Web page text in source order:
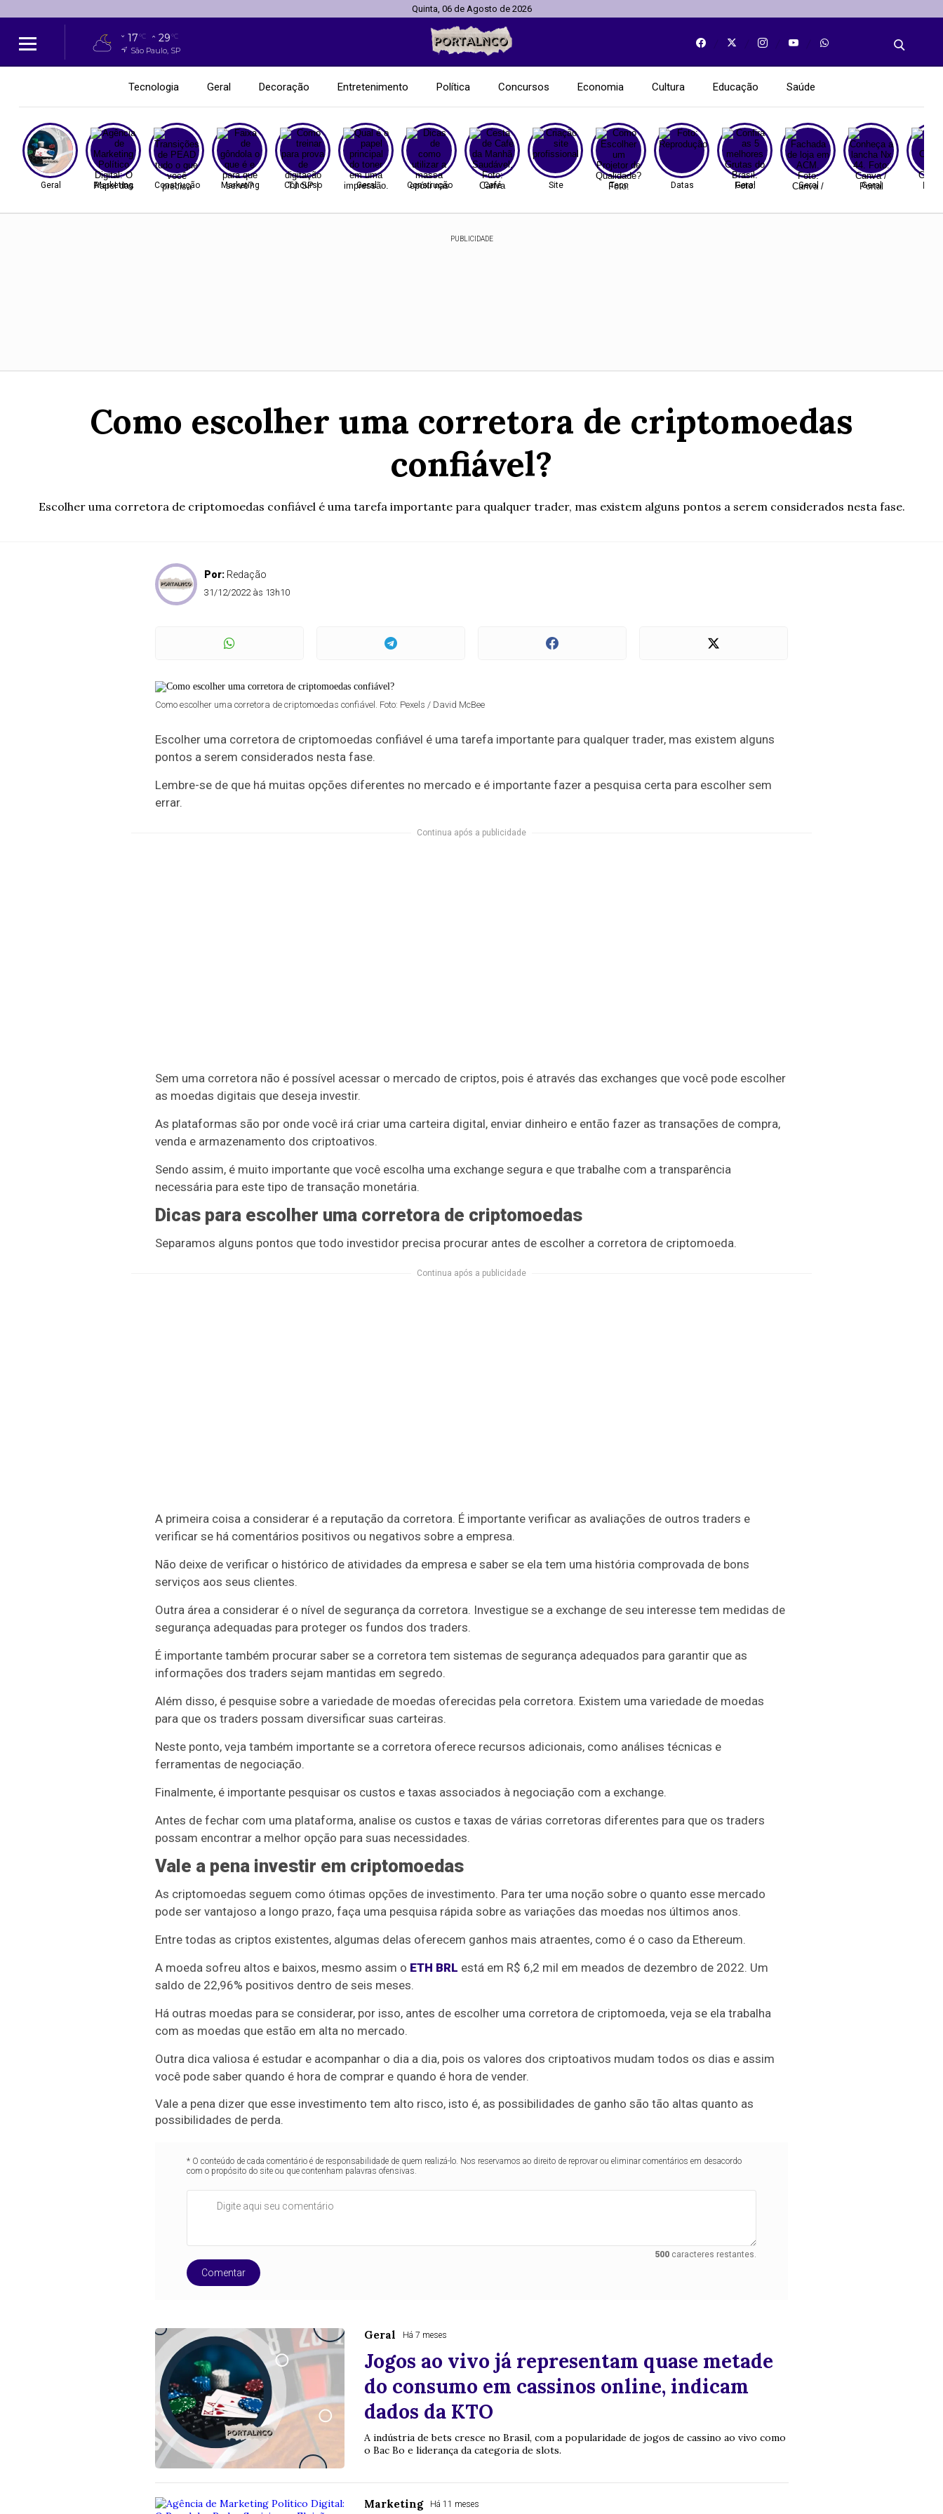
Quinta, 06 de Agosto de 2026
17°C 29°C
São Paulo, SP
Tecnologia Geral Decoração Entretenimento Política Concursos Economia Cultura Educação Saúde
Geral Marketing Construção Marketing Concurso Geral Construção Café Site Tecn Datas Geral Geral Geral
PUBLICIDADE
Como escolher uma corretora de criptomoedas
confiável?
Escolher uma corretora de criptomoedas confiável é uma tarefa importante para qualquer trader, mas existem alguns pontos a serem considerados nesta fase.
Por: Redação
31/12/2022 às 13h10
Como escolher uma corretora de criptomoedas confiável. Foto: Pexels / David McBee
Escolher uma corretora de criptomoedas confiável é uma tarefa importante para qualquer trader, mas existem alguns
pontos a serem considerados nesta fase.
Lembre-se de que há muitas opções diferentes no mercado e é importante fazer a pesquisa certa para escolher sem
errar.
Continua após a publicidade
Sem uma corretora não é possível acessar o mercado de criptos, pois é através das exchanges que você pode escolher
as moedas digitais que deseja investir.
As plataformas são por onde você irá criar uma carteira digital, enviar dinheiro e então fazer as transações de compra,
venda e armazenamento dos criptoativos.
Sendo assim, é muito importante que você escolha uma exchange segura e que trabalhe com a transparência
necessária para este tipo de transação monetária.
Dicas para escolher uma corretora de criptomoedas
Separamos alguns pontos que todo investidor precisa procurar antes de escolher a corretora de criptomoeda.
Continua após a publicidade
A primeira coisa a considerar é a reputação da corretora. É importante verificar as avaliações de outros traders e
verificar se há comentários positivos ou negativos sobre a empresa.
Não deixe de verificar o histórico de atividades da empresa e saber se ela tem uma história comprovada de bons
serviços aos seus clientes.
Outra área a considerar é o nível de segurança da corretora. Investigue se a exchange de seu interesse tem medidas de
segurança adequadas para proteger os fundos dos traders.
É importante também procurar saber se a corretora tem sistemas de segurança adequados para garantir que as
informações dos traders sejam mantidas em segredo.
Além disso, é pesquise sobre a variedade de moedas oferecidas pela corretora. Existem uma variedade de moedas
para que os traders possam diversificar suas carteiras.
Neste ponto, veja também importante se a corretora oferece recursos adicionais, como análises técnicas e
ferramentas de negociação.
Finalmente, é importante pesquisar os custos e taxas associados à negociação com a exchange.
Antes de fechar com uma plataforma, analise os custos e taxas de várias corretoras diferentes para que os traders
possam encontrar a melhor opção para suas necessidades.
Vale a pena investir em criptomoedas
As criptomoedas seguem como ótimas opções de investimento. Para ter uma noção sobre o quanto esse mercado
pode ser vantajoso a longo prazo, faça uma pesquisa rápida sobre as variações das moedas nos últimos anos.
Entre todas as criptos existentes, algumas delas oferecem ganhos mais atraentes, como é o caso da Ethereum.
A moeda sofreu altos e baixos, mesmo assim o ETH BRL está em R$ 6,2 mil em meados de dezembro de 2022. Um
saldo de 22,96% positivos dentro de seis meses.
Há outras moedas para se considerar, por isso, antes de escolher uma corretora de criptomoeda, veja se ela trabalha
com as moedas que estão em alta no mercado.
Outra dica valiosa é estudar e acompanhar o dia a dia, pois os valores dos criptoativos mudam todos os dias e assim
você pode saber quando é hora de comprar e quando é hora de vender.
Vale a pena dizer que esse investimento tem alto risco, isto é, as possibilidades de ganho são tão altas quanto as
possibilidades de perda.
* O conteúdo de cada comentário é de responsabilidade de quem realizá-lo. Nos reservamos ao direito de reprovar ou eliminar comentários em desacordo
com o propósito do site ou que contenham palavras ofensivas.
500 caracteres restantes.
Comentar
Geral Há 7 meses
Jogos ao vivo já representam quase metade
do consumo em cassinos online, indicam
dados da KTO
A indústria de bets cresce no Brasil, com a popularidade de jogos de cassino ao vivo como
o Bac Bo e liderança da categoria de slots.
Marketing Há 11 meses